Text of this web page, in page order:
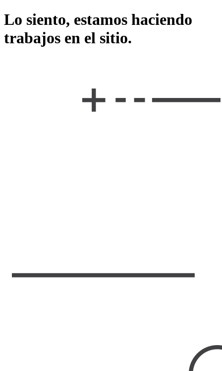
Lo siento, estamos haciendo
trabajos en el sitio.